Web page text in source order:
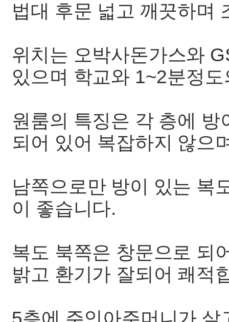
법대 후문 넓고 깨끗하며
위치는 오박사돈가스와
있으며 학교와 1~2분정
원룸의 특징은 각 층에
되어 있어 복잡하지 않으
남쪽으로만 방이 있는 복
이 좋습니다.
복도 북쪽은 창문으로 되
밝고 환기가 잘되어 쾌적